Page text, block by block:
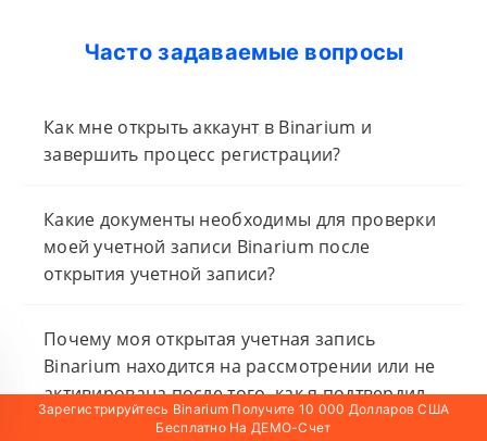
Часто задаваемые вопросы
Как мне открыть аккаунт в Binarium и
завершить процесс регистрации?
Какие документы необходимы для проверки
моей учетной записи Binarium после
открытия учетной записи?
Почему моя открытая учетная запись
Binarium находится на рассмотрении или не
активирована после того, как я подтвердил
свой адрес электронной почты?
Зарегистрируйтесь Binarium Получите 10 000 Долларов США
Бесплатно На ДЕМО-Счет